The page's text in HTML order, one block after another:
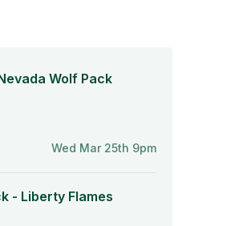
Wolf Pack
Wed Mar 25th 9pm
- Liberty Flames